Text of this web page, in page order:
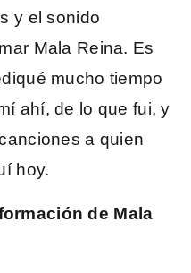
y el sonido
Mala Reina. Es
mucho tiempo
ahí, de lo que fui, y
a quien
hoy.
de Mala